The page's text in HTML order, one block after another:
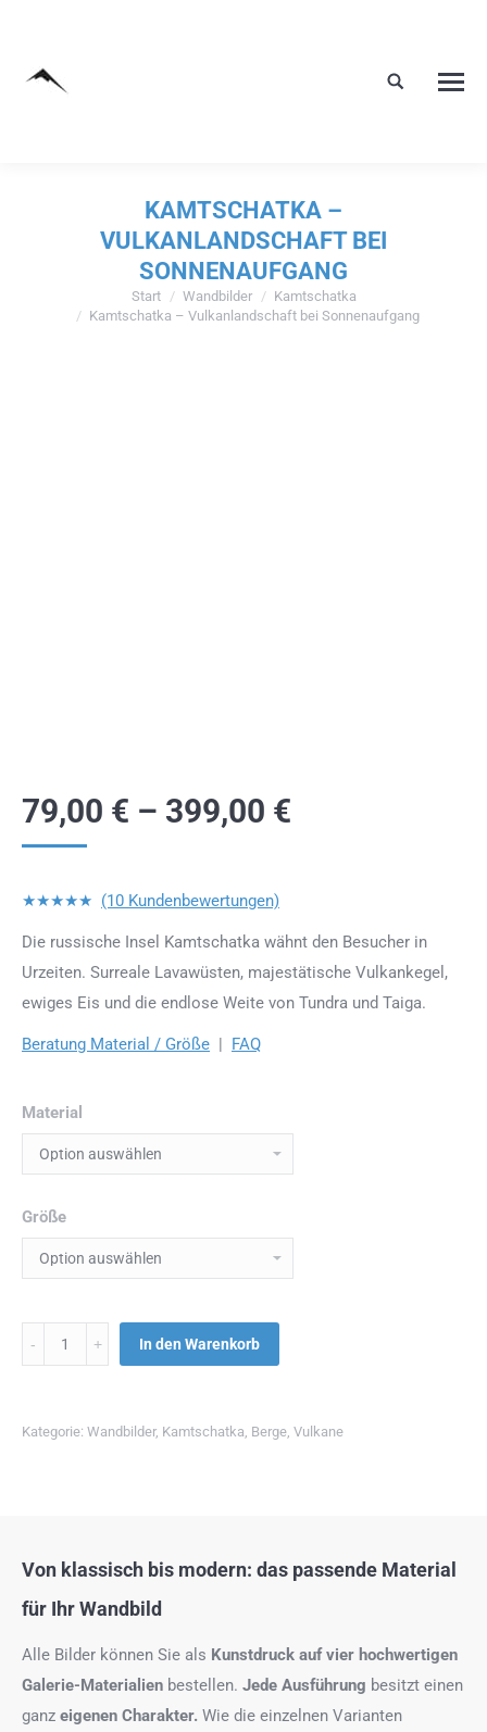
KAMTSCHATKA –
VULKANLANDSCHAFT BEI
SONNENAUFGANG
Sie befinden sich hier:
Start Wandbilder
Kamtschatka
Kamtschatka – Vulkanlandschaft bei Sonnenaufgang
79,00 € – 399,00 €
★★★★★ (10 Kundenbewertungen)
Die russische Insel Kamtschatka wähnt den Besucher in
Urzeiten. Surreale Lavawüsten, majestätische Vulkankegel,
ewiges Eis und die endlose Weite von Tundra und Taiga.
Beratung Material / Größe | FAQ
Material
Größe
Menge In den Warenkorb
Kategorie: Wandbilder, Kamtschatka Berge Vulkane
Von klassisch bis modern: das passende Material
für Ihr Wandbild
Alle Bilder können Sie als Kunstdruck auf vier hochwertigen
Galerie-Materialien bestellen. Jede Ausführung besitzt einen
ganz eigenen Charakter. Wie die einzelnen Varianten